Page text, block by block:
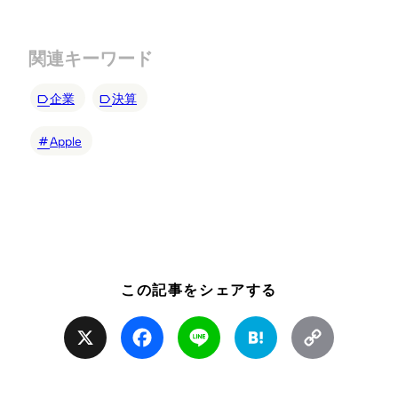
関連キーワード
企業 決算
Apple
この記事をシェアする
Facebook Line Hatena